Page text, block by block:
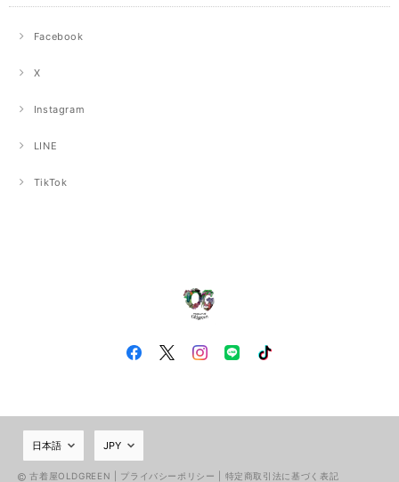
Facebook
X
Instagram
LINE
TikTok
古着屋OLDGREEN | プライバシーポリシー 特定商取引法に基づく表記